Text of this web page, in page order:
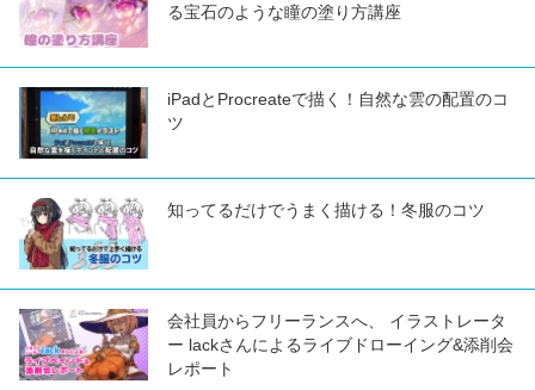
る宝石のような瞳の塗り方講座
iPadとProcreateで描く！自然な雲の配置のコ
ツ
知ってるだけでうまく描ける！冬服のコツ
会社員からフリーランスへ、 イラストレータ
ー lackさんによるライブドローイング&添削会
レポート